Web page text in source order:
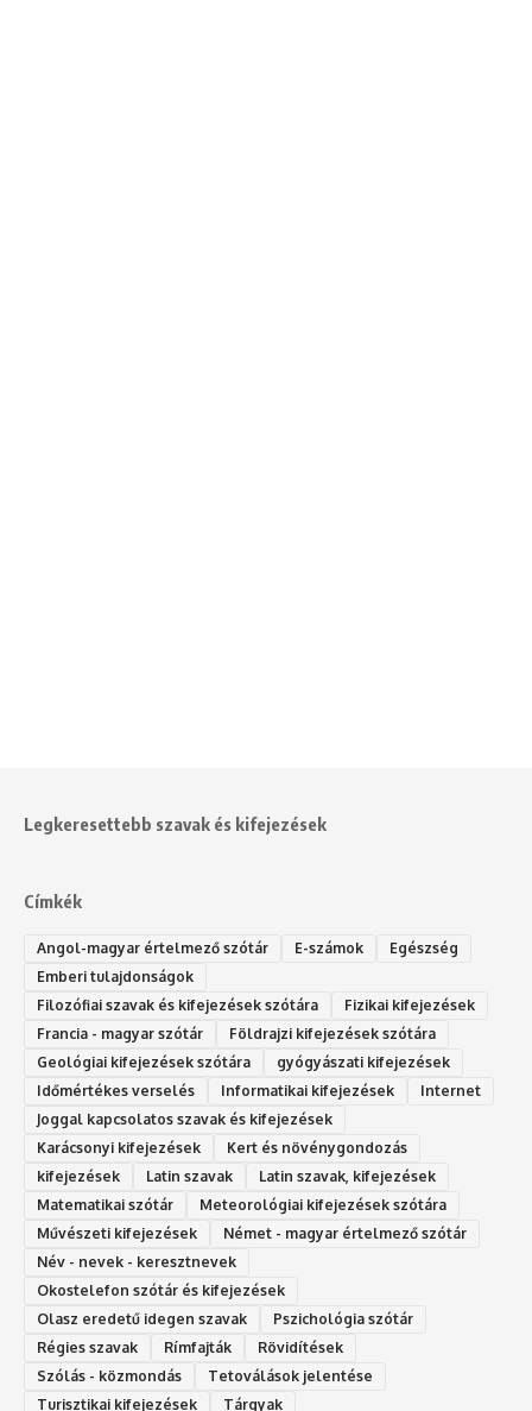
Legkeresettebb szavak és kifejezések
Címkék
Angol-magyar értelmező szótár E-számok
Egészség
Emberi tulajdonságok
Filozófiai szavak és kifejezések szótára
Fizikai kifejezések
Francia - magyar szótár
Földrajzi kifejezések szótára
Geológiai kifejezések szótára
gyógyászati kifejezések
Időmértékes verselés
Informatikai kifejezések
Internet
Joggal kapcsolatos szavak és kifejezések
Karácsonyi kifejezések
Kert és növénygondozás
kifejezések
Latin szavak
Latin szavak, kifejezések
Matematikai szótár
Meteorológiai kifejezések szótára
Művészeti kifejezések
Német - magyar értelmező szótár
Név - nevek - keresztnevek
Okostelefon szótár és kifejezések
Olasz eredetű idegen szavak
Ps‮gólohciz‬ia s‮átóz‬r
Régies szavak
Rímfajták
Rövidítések
Szólás - közmondás
Tetoválások jelentése
Turisztikai kifejezések
Tárgyak